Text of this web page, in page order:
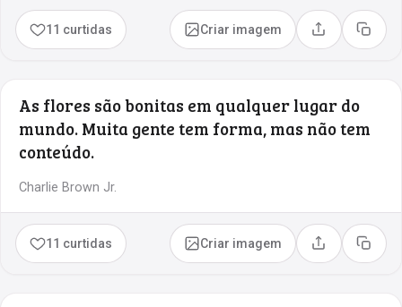
11 curtidas Criar imagem Compartilhar
Copiar
As flores são bonitas em qualquer lugar do
mundo. Muita gente tem forma, mas não tem
conteúdo.
Charlie Brown Jr.
11 curtidas Criar imagem Compartilhar
Copiar